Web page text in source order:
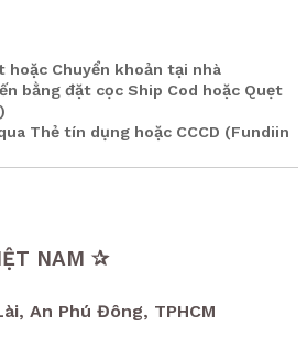
hoặc Chuyển khoản tại nhà
bằng đặt cọc Ship Cod hoặc Quẹt
Thẻ tín dụng hoặc CCCD (Fundiin
NAM ✰
An Phú Đông, TPHCM